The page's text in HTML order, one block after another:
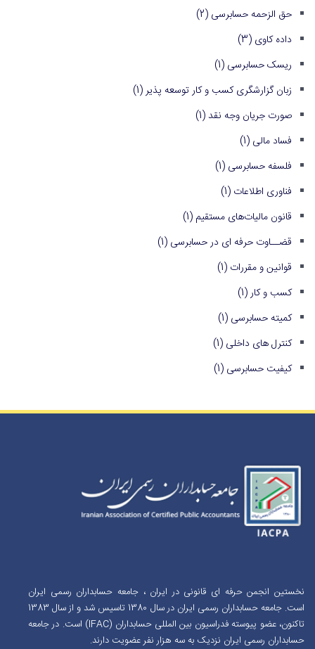
حق الزحمه حسابرسی (2)
داده کاوی (3)
ریسک حسابرسی (1)
زبان گزارشگری کسب و کار توسعه پذیر(1)
صورت جریان وجه نقد(1)
فساد مالی (1)
فلسفه حسابرسی (1)
فناوری اطلاعات (1)
قانون مالیات‌های مستقیم (1)
قضــاوت حرفه ای در حسابرسی (1)
قوانین و مقررات (1)
کسب و کار(1)
کمیته حسابرسی (1)
کنترل های داخلی (1)
کیفیت حسابرسی (1)
نخستین انجمن حرفه ای قانونی در ایران ، جامعه حسابداران رسمی ایران
است. جامعه حسابداران رسمی ایران در سال 1380 تاسیس شد و از سال 1383
تاکنون، عضو پیوسته فدراسیون بین المللی حسابداران (IFAC) است. در جامعه
حسابداران رسمی ایران نزدیک به سه هزار نفر عضویت دارند.